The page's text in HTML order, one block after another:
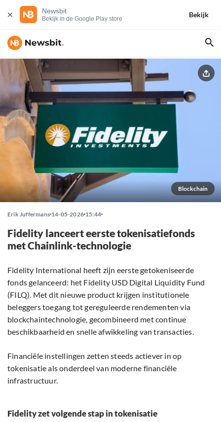
Newsbit
Bekijk in de Google Play store
Bekijk
Blockchain
Erik Juffermans 14-05-2026 15:44
Fidelity lanceert eerste tokenisatiefonds
met Chainlink-technologie
Fidelity International heeft zijn eerste getokeniseerde
fonds gelanceerd: het Fidelity USD Digital Liquidity Fund
(FILQ). Met dit nieuwe product krijgen institutionele
beleggers toegang tot gereguleerde rendementen via
blockchaintechnologie, gecombineerd met continue
beschikbaarheid en snelle afwikkeling van transacties.
Financiële instellingen zetten steeds actiever in op
tokenisatie als onderdeel van moderne financiële
infrastructuur.
Fidelity zet volgende stap in tokenisatie